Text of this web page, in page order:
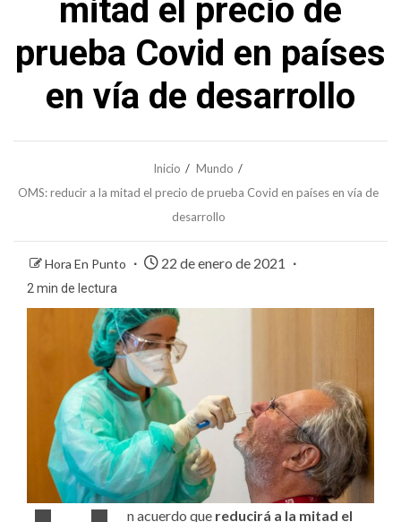
mitad el precio de
prueba Covid en países
en vía de desarrollo
Inicio
Mundo
OMS: reducir a la mitad el precio de prueba Covid en países en vía de
desarrollo
Hora En Punto 22 de enero de 2021
2 min de lectura
n acuerdo que reducirá a la mitad el